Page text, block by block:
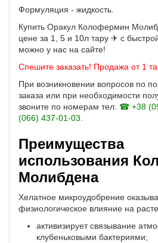
Формуляция - жидкость.
Купить Оракул Колофермин
цене за 1, 5 и 10л тару ✈ с
можно у нас на сайте!
Спешите заказать! Продажа от 1
При возникновении вопросов по
заказа или при необходимости
звоните по номерам тел. ☎ +38
(066) 437-01-03
Преимущества
использования
Молибдена
Хелатное микроудобрение
физиологическое влияние на
активизирует связывание
клубеньковыми бактериями;